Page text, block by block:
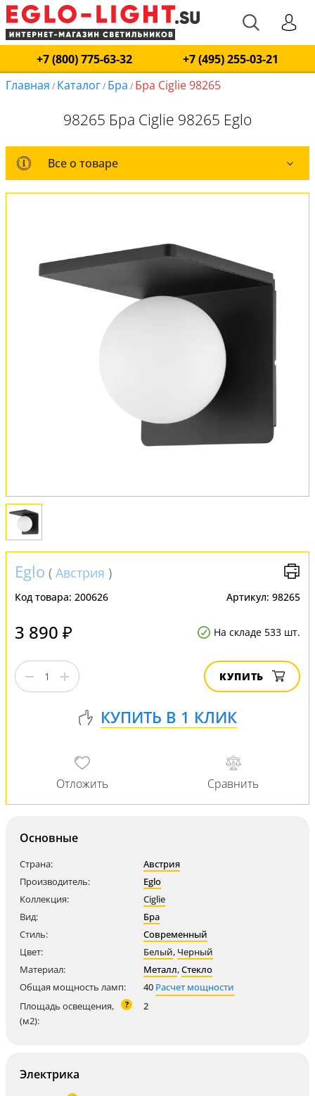
+7 (800) 775-63-32
+7 (495) 255-03-21
Главная / Каталог/ Бра / Бра Ciglie 98265
98265 Бра Ciglie 98265 Eglo
Все о товаре
Все о товаре
Вся коллекция
Оплата и доставка
Обмен и возврат
Eglo ( Австрия )
Код товара: 200626 Артикул: 98265
3 890 ₽ На складе 533 шт.
КУПИТЬ
Основные
Страна:
Австрия
Производитель:
Eglo
Коллекция:
Ciglie
Вид:
Бра
Стиль:
Современный
Цвет:
Белый, Черный
Материал:
Металл,Стекло
Общая мощность ламп:
40 Расчет мощности
Площадь освещения,
(м2):
? 2
Электрика